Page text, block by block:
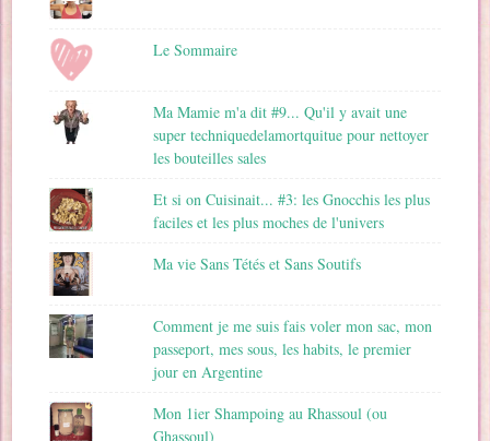
Le Sommaire
Ma Mamie m'a dit #9... Qu'il y avait une
super techniquedelamortquitue pour nettoyer
les bouteilles sales
Et si on Cuisinait... #3: les Gnocchis les plus
faciles et les plus moches de l'univers
Ma vie Sans Tétés et Sans Soutifs
Comment je me suis fais voler mon sac, mon
passeport, mes sous, les habits, le premier
jour en Argentine
Mon 1ier Shampoing au Rhassoul (ou
Ghassoul)